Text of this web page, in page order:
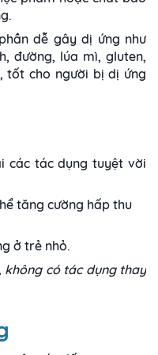
dễ gây dị ứng như
đường, lúa mì, gluten,
tốt cho người bị dị ứng
các tác dụng tuyệt vời
tăng cường hấp thu
ở trẻ nhỏ.
không có tác dụng thay